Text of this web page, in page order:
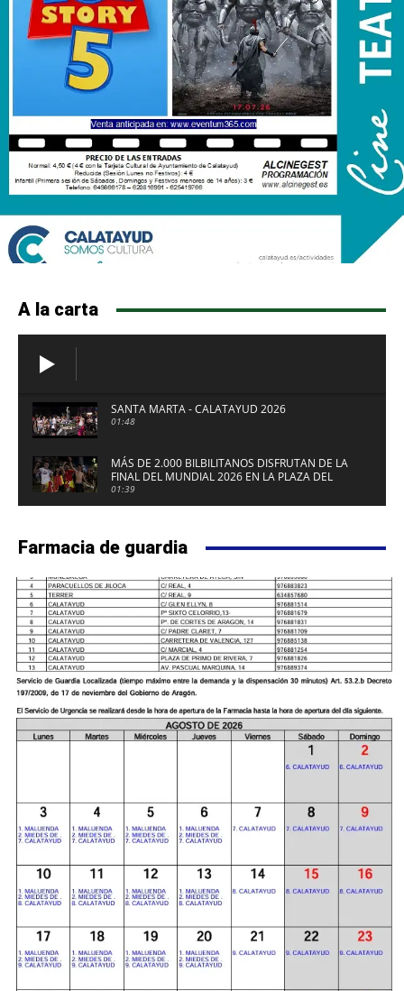
A la carta
SANTA MARTA - CALATAYUD 2026
01:48
MÁS DE 2.000 BILBILITANOS DISFRUTAN DE LA
FINAL DEL MUNDIAL 2026 EN LA PLAZA DEL
FUERTE DE CALATAYUD
01:39
Farmacia de guardia